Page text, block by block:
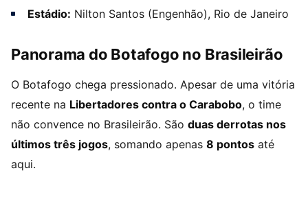
Estádio: Nilton Santos (Engenhão), Rio de Janeiro
Panorama do Botafogo no Brasileirão
O Botafogo chega pressionado. Apesar de uma vitória
recente na Libertadores contra o Carabobo, o time
não convence no Brasileirão. São duas derrotas nos
últimos três jogos, somando apenas 8 pontos até
aqui.